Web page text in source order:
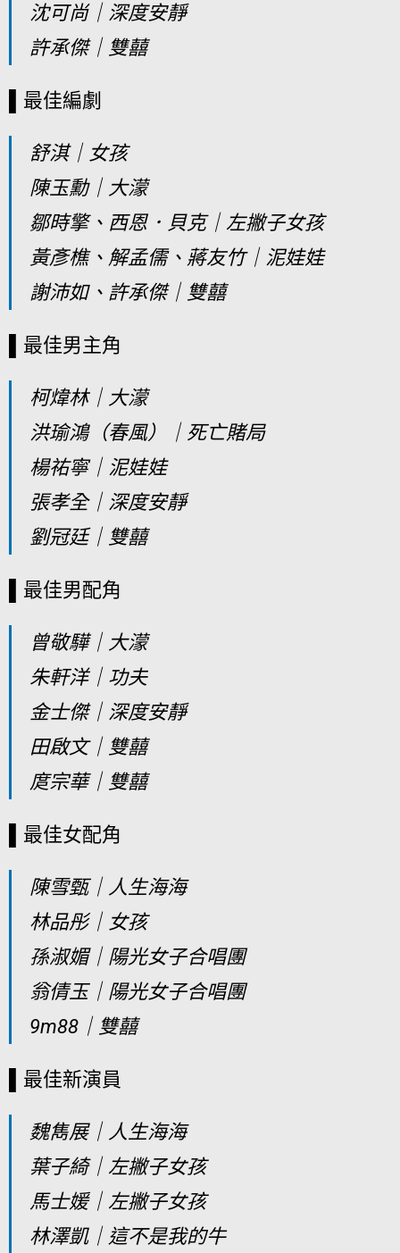
沈可尚｜深度安靜
許承傑｜雙囍
▌最佳編劇
舒淇｜女孩
陳玉勳｜大濛
鄒時擎、西恩．貝克｜左撇子女孩
黃彥樵、解孟儒、蔣友竹｜泥娃娃
謝沛如、許承傑｜雙囍
▌最佳男主角
柯煒林｜大濛
洪瑜鴻（春風）｜死亡賭局
楊祐寧｜泥娃娃
張孝全｜深度安靜
劉冠廷｜雙囍
▌最佳男配角
曾敬驊｜大濛
朱軒洋｜功夫
金士傑｜深度安靜
田啟文｜雙囍
庹宗華｜雙囍
▌最佳女配角
陳雪甄｜人生海海
林品彤｜女孩
孫淑媚｜陽光女子合唱團
翁倩玉｜陽光女子合唱團
9m88｜雙囍
▌最佳新演員
魏雋展｜人生海海
葉子綺｜左撇子女孩
馬士媛｜左撇子女孩
林澤凱｜這不是我的牛